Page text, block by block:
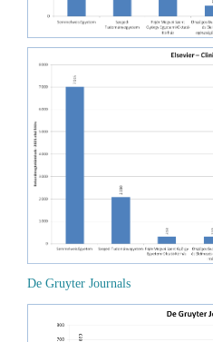
De Gruyter Journals